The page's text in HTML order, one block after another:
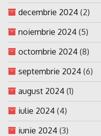
decembrie 2024 (2)
noiembrie 2024 (5)
octombrie 2024 (8)
septembrie 2024 (6)
august 2024 (1)
iulie 2024 (4)
iunie 2024 (3)